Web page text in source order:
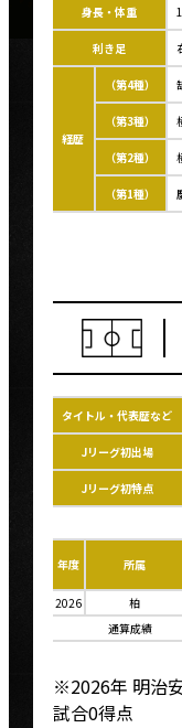
身長・体重
利き足
経歴
（第4種）
（第3種）
（第2種）
（第1種）
タイトル・代表歴など
Jリーグ初出場
Jリーグ初特点
年度 所属
2026
柏
通算成績
※2026年 明治
試合0得点